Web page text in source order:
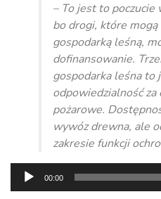
– To jest to poczucie
bo drogi, które mogą
gospodarką leśną,
dofinansowanie.
gospodarka leśna to
odpowiedzialność
pożarowe.
wywóz drewna, ale
zakresie funkcji
Odtwarzacz
plików
00:00